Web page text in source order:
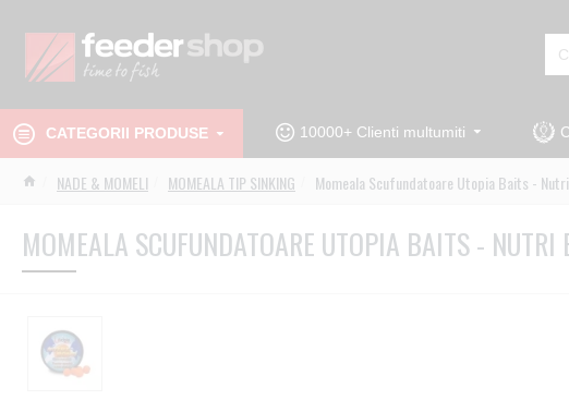
CATEGORII PRODUSE 10000+ Clienti multumiti
NADE & MOMELI MOMEALA TIP SINKING Momeala Scufundatoare Utopia Baits -
MOMEALA SCUFUNDATOARE UTOPIA BAITS -